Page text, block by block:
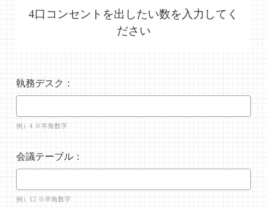
4口コンセントを出したい数を入力してく
ださい
執務デスク：
例）4 ※半角数字
会議テーブル：
例）12 ※半角数字